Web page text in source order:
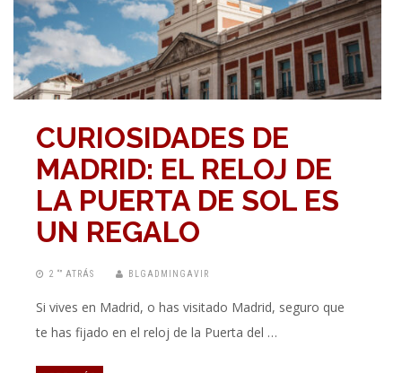
CURIOSIDADES DE
MADRID: EL RELOJ DE
LA PUERTA DE SOL ES
UN REGALO
2 “” ATRÁS BLGADMINGAVIR
Si vives en Madrid, o has visitado Madrid, seguro que
te has fijado en el reloj de la Puerta del …